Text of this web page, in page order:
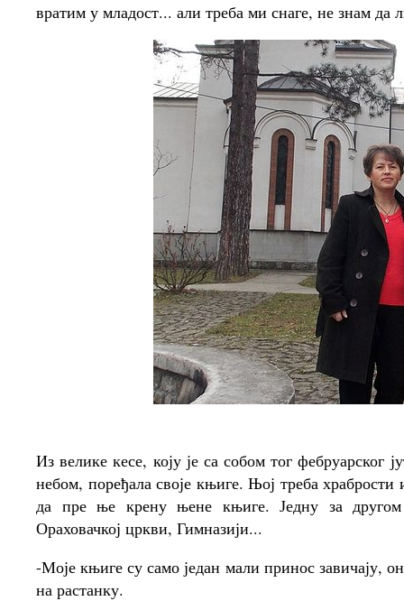
вратим у младост... али треба ми снаге, не знам да
Из велике кесе, коју је са собом тог фебруарског
небом, поређала своје књиге. Њој треба
да пре ње крену њене књиге. Једну за другом
Ораховачкој цркви, Гимназији...
-Моје књиге су само један мали принос завичају,
на растанку.